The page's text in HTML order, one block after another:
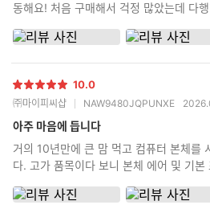
동해요! 처음 구매해서 걱정 많았는데 다
별
점
10.0
㈜마이피씨샵 NAW9480JQPUNXE
아주 마음에 듭니다
거의 10년만에 큰 맘 먹고 컴퓨터 본체를
다. 고가 품목이다 보니 본체 에어 및 기본 포장 빵빵하게 넣어서 보내주
비 포함 안하고 신청했는데 먼저 전화해서 조립 신청 안했는데 신청 안